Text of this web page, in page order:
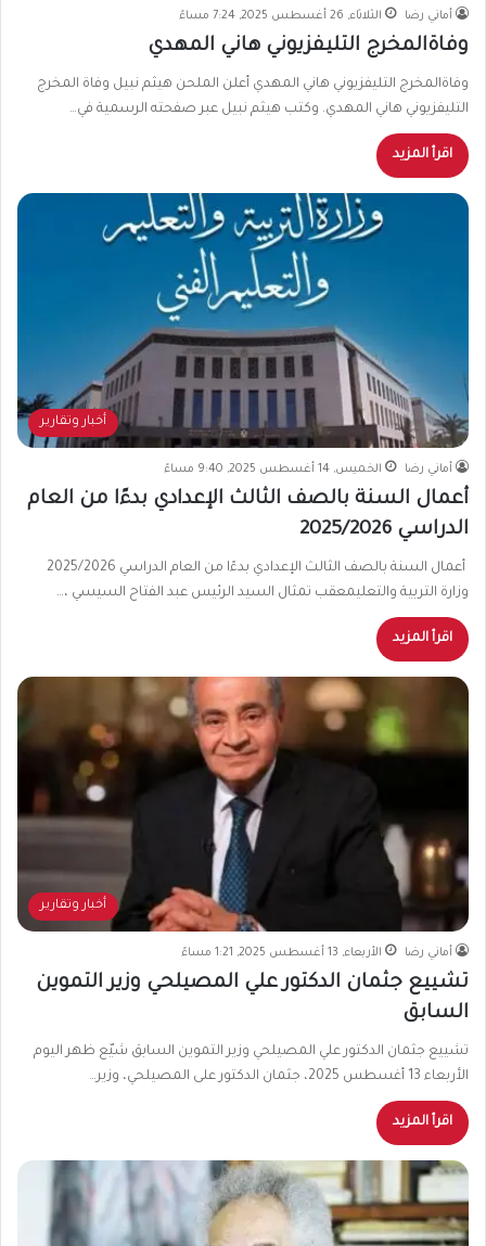
أماني رضا الثلاثاء, 26 أغسطس 2025, 7:24 مساءً
وفاةالمخرج التليفزيوني هاني المهدي
وفاةالمخرج التليفزيوني هاني المهدي أعلن الملحن هيثم نبيل وفاة المخرج
التليفزيوني هاني المهدي. وكتب هيثم نبيل عبر صفحته الرسمية في…
اقرأ المزيد
أخبار وتقارير
أماني رضا الخميس, 14 أغسطس 2025, 9:40 مساءً
أعمال السنة بالصف الثالث الإعدادي بدءًا من العام
الدراسي 2025/2026
أعمال السنة بالصف الثالث الإعدادي بدءًا من العام الدراسي 2025/2026
وزارة التربية والتعليمعقب تمثال السيد الرئيس عبد الفتاح السيسي ،…
اقرأ المزيد
أخبار وتقارير
أماني رضا الأربعاء, 13 أغسطس 2025, 1:21 مساءً
تشييع جثمان الدكتور علي المصيلحي وزير التموين
السابق
تشييع جثمان الدكتور علي المصيلحي وزير التموين السابق شيّع ظهر اليوم
الأربعاء 13 أغسطس 2025، جثمان الدكتور على المصيلحي، وزير…
اقرأ المزيد